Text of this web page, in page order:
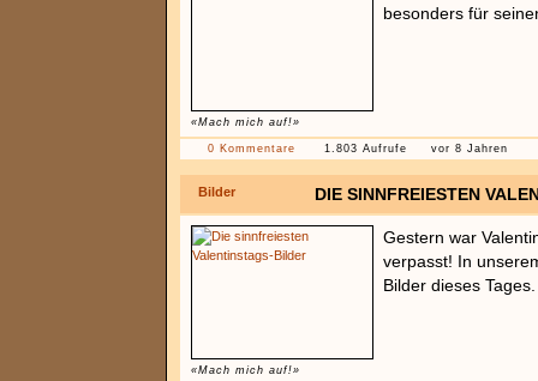
«Mach mich auf!»
besonders für
0 Kommentare 1.803 Aufrufe vor 8 Jahren
Bilder DIE SINNFREIESTEN
«Mach mich auf!»
Gestern war
verpasst! In
Bilder dieses Tages.